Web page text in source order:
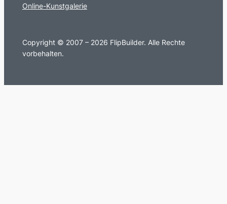
Online-Kunstgalerie
Copyright © 2007 – 2026 FlipBuilder. Alle Rechte
vorbehalten.